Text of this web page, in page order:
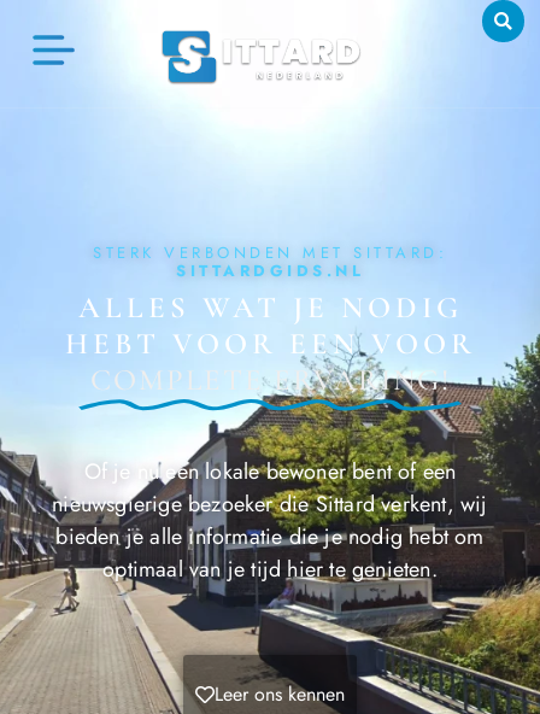
STERK VERBONDEN MET SITTARD:
SITTARDGIDS.NL
ALLES WAT JE NODIG
HEBT VOOR EEN VOOR
COMPLETE ERVARING!
Of je nu een lokale bewoner bent of een
nieuwsgierige bezoeker die Sittard verkent, wij
bieden je alle informatie die je nodig hebt om
optimaal van je tijd hier te genieten.
Leer ons kennen